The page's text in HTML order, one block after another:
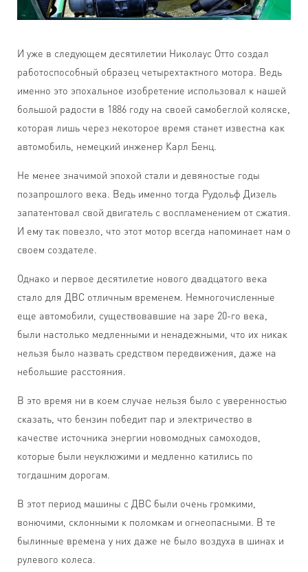
И уже в следующем десятилетии Николаус Отто создал
работоспособный образец четырехтактного мотора. Ведь
именно это эпохальное изобретение использовал к нашей
большой радости в 1886 году на своей самобеглой коляске,
которая лишь через некоторое время станет известна как
автомобиль, немецкий инженер Карл Бенц.
Не менее значимой эпохой стали и девяностые годы
позапрошлого века. Ведь именно тогда Рудольф Дизель
запатентовал свой двигатель с воспламенением от сжатия.
И ему так повезло, что этот мотор всегда напоминает нам о
своем создателе.
Однако и первое десятилетие нового двадцатого века
стало для ДВС отличным временем. Немногочисленные
еще автомобили, существовавшие на заре 20-го века,
были настолько медленными и ненадежными, что их никак
нельзя было назвать средством передвижения, даже на
небольшие расстояния.
В это время ни в коем случае нельзя было с уверенностью
сказать, что бензин победит пар и электричество в
качестве источника энергии новомодных самоходов,
которые были неуклюжими и медленно катились по
тогдашним дорогам.
В этот период машины с ДВС были очень громкими,
вонючими, склонными к поломкам и огнеопасными. В те
былинные времена у них даже не было воздуха в шинах и
рулевого колеса.